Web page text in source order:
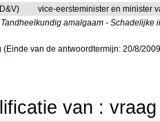
vice-eersteminister en minister
amalgaam - Schadelijke
(Einde van de antwoordtermijn: 20/8/
van :